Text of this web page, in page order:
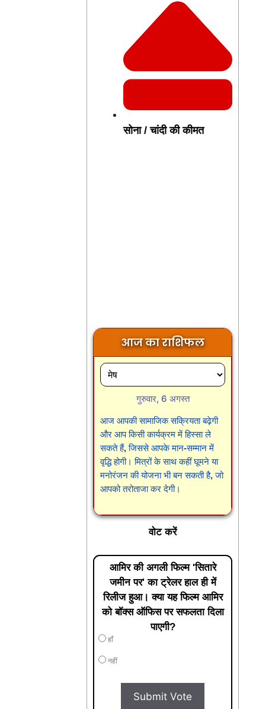
सोना / चांदी की कीमत
आज का राशिफल
गुरुवार, 6 अगस्त
आज आपकी सामाजिक सक्रियता बढ़ेगी
और आप किसी कार्यक्रम में हिस्सा ले
सकते हैं, जिससे आपके मान-सम्मान में
वृद्धि होगी। मित्रों के साथ कहीं घूमने या
मनोरंजन की योजना भी बन सकती है, जो
आपको तरोताजा कर देगी।
वोट करें
आमिर की अगली फिल्म 'सितारे
जमीन पर' का ट्रेलर हाल ही में
रिलीज हुआ। क्या यह फिल्म आमिर
को बॉक्स ऑफिस पर सफलता दिला
पाएगी?
हाँ
नहीं
Submit Vote